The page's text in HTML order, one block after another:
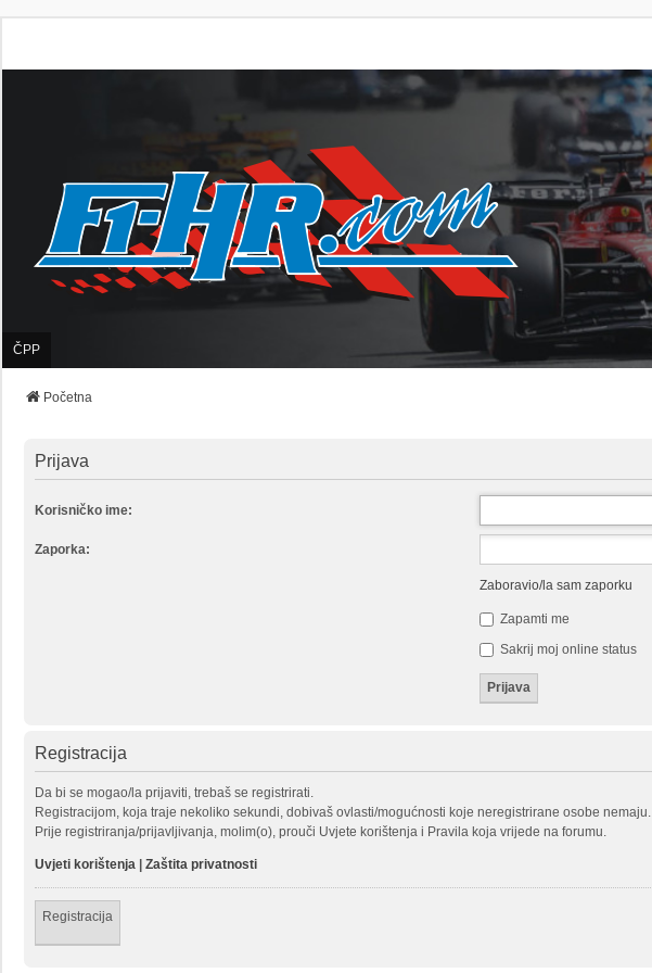
ČPP
Početna
Prijava
Korisničko ime:
Zaporka:
Zaboravio/la sam zaporku
Zapamti me
Sakrij moj online status
Registracija
Da bi se mogao/la prijaviti, trebaš se registrirati.
Registracijom, koja traje nekoliko sekundi, dobivaš ovlasti/mogućnosti koje neregistrirane osobe nemaju.
Prije registriranja/prijavljivanja, molim(o), prouči Uvjete korištenja i Pravila koja vrijede na forumu.
Uvjeti korištenja | Zaštita privatnosti
Registracija